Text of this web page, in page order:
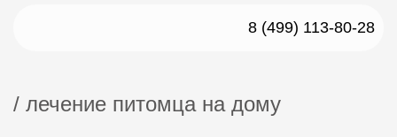
8 (499) 113-80-28
/ лечение питомца на дому